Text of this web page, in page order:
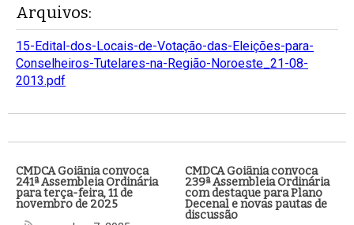
Arquivos:
15-Edital-dos-Locais-de-Votação-das-Eleições-para-
Conselheiros-Tutelares-na-Região-Noroeste_21-08-
2013.pdf
CMDCA Goiânia convoca
241ª Assembleia Ordinária
para terça-feira, 11 de
novembro de 2025
CMDCA Goiânia convoca
239ª Assembleia Ordinária
com destaque para Plano
Decenal e novas pautas de
discussão